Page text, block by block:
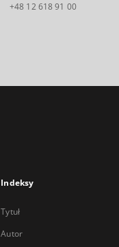
+48 12 618 91 00
Indeksy
Tytuł
Autor